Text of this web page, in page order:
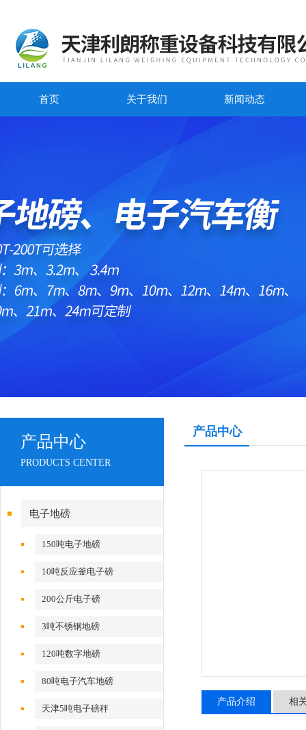
首页 关于我们 新闻动态
产品中心
PRODUCTS CENTER
电子地磅
150吨电子地磅
10吨反应釜电子磅
200公斤电子磅
3吨不锈钢地磅
120吨数字地磅
80吨电子汽车地磅
天津5吨电子磅秤
产品中心
产品介绍 相